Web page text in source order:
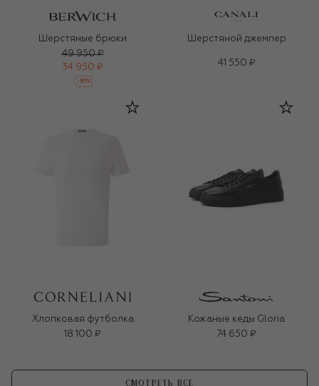
Шерстяные брюки
49 950 ₽
34 950 ₽
-30%
Шерстяной джемпер
41 550 ₽
Хлопковая футболка
18 100 ₽
Кожаные кеды Gloria
74 650 ₽
СМОТРЕТЬ ВСЕ